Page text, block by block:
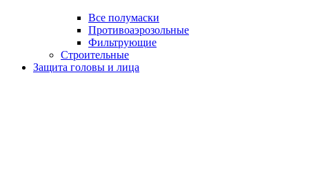
Все полумаски
Противоаэрозольные
Фильтрующие
Строительные
Защита головы и лица